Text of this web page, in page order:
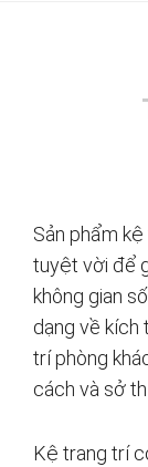
Sản phẩm
tuyệt vời để
không gian
dạng về kích
trí phòng
cách và sở
Kệ trang trí